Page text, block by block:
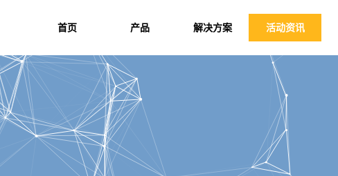
首页 产品 解决方案 活动资讯